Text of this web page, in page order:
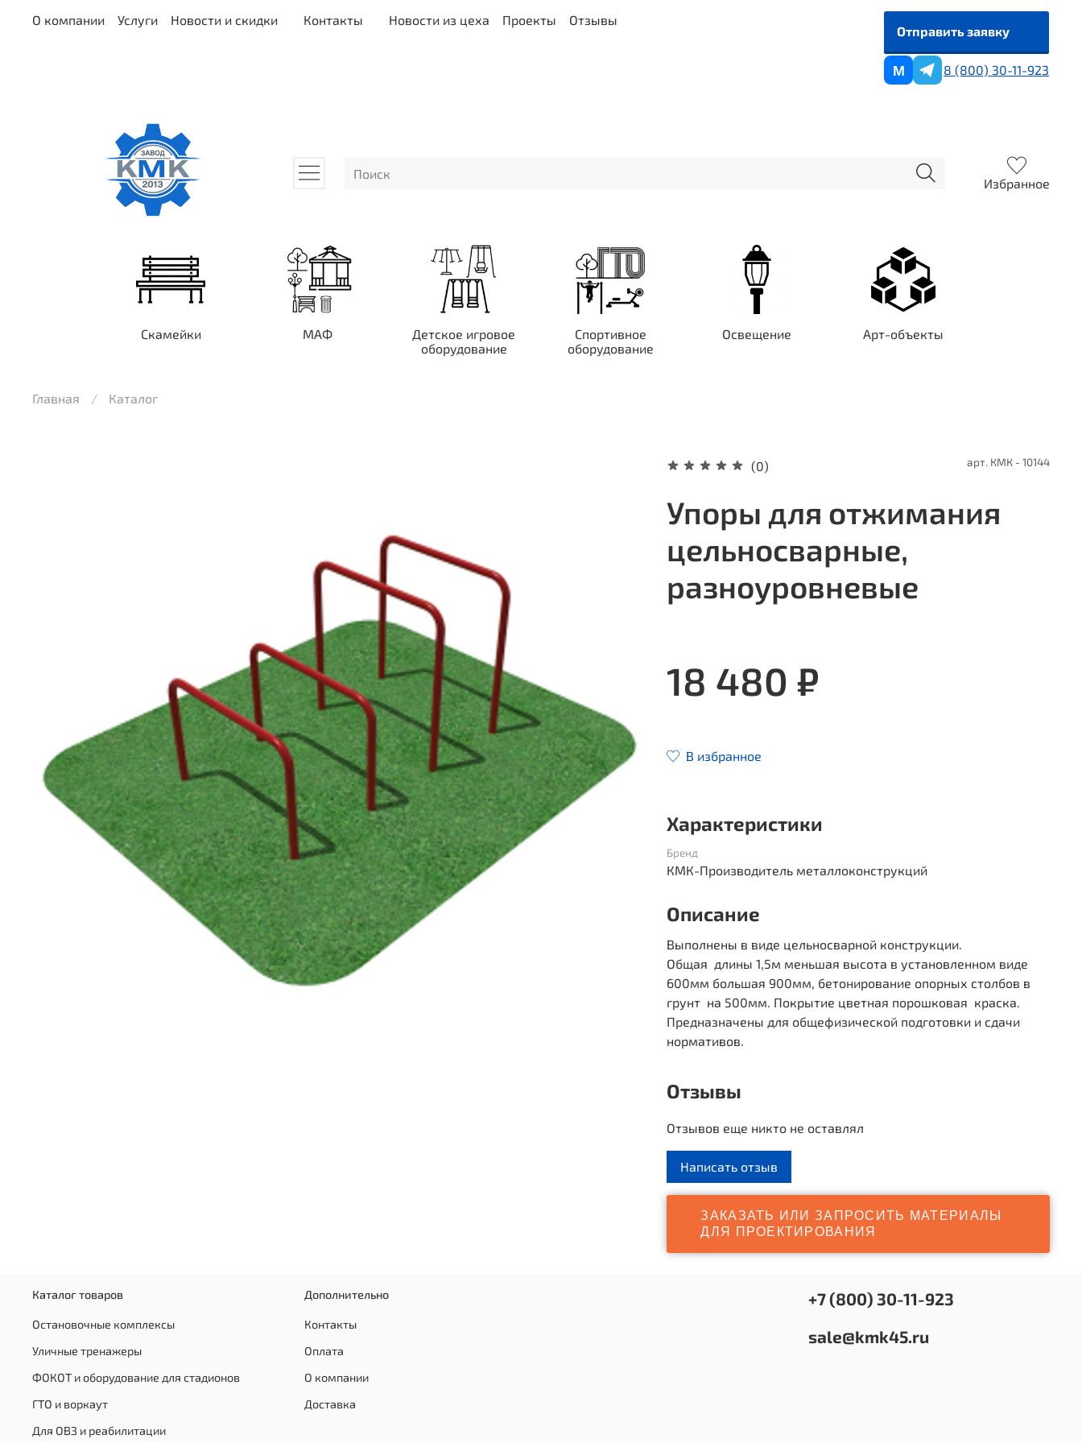
О компании Услуги Новости и скидки Контакты Новости из цеха Проекты Отзывы
Отправить заявку
M 8 (800) 30-11-923
Избранное
Скамейки МАФ
Детское игровое
оборудование
Спортивное
оборудование
Освещение Арт-объекты
Главная Каталог
(0) арт. КМК - 10144
Упоры для отжимания
цельносварные,
разноуровневые
18 480 ₽
В избранное
Характеристики
Бренд
КМК-Производитель металлоконструкций
Описание
Выполнены в виде цельносварной конструкции.
Общая длины 1,5м меньшая высота в установленном виде
600мм большая 900мм, бетонирование опорных столбов в
грунт на 500мм. Покрытие цветная порошковая краска.
Предназначены для общефизической подготовки и сдачи
нормативов.
Отзывы
Отзывов еще никто не оставлял
Написать отзыв
ЗАКАЗАТЬ ИЛИ ЗАПРОСИТЬ МАТЕРИАЛЫ
ДЛЯ ПРОЕКТИРОВАНИЯ
Каталог товаров
Остановочные комплексы
Уличные тренажеры
ФОКОТ и оборудование для стадионов
ГТО и воркаут
Для ОВЗ и реабилитации
Дополнительно
Контакты
Оплата
О компании
Доставка
+7 (800) 30-11-923
sale@kmk45.ru